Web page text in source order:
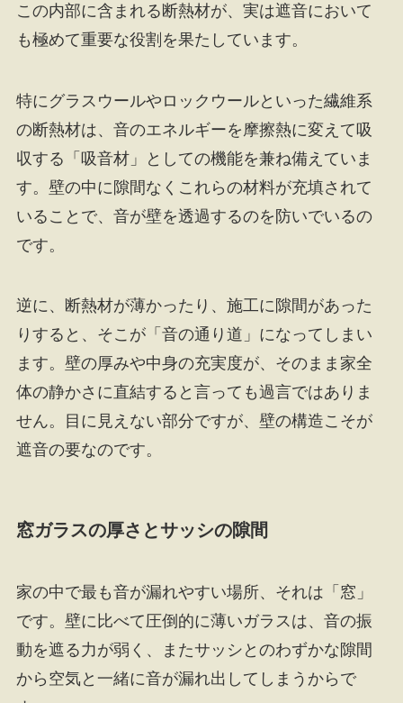
この内部に含まれる断熱材が、実は遮音において
も極めて重要な役割を果たしています。
特にグラスウールやロックウールといった繊維系
の断熱材は、音のエネルギーを摩擦熱に変えて吸
収する「吸音材」としての機能を兼ね備えていま
す。壁の中に隙間なくこれらの材料が充填されて
いることで、音が壁を透過するのを防いでいるの
です。
逆に、断熱材が薄かったり、施工に隙間があった
りすると、そこが「音の通り道」になってしまい
ます。壁の厚みや中身の充実度が、そのまま家全
体の静かさに直結すると言っても過言ではありま
せん。目に見えない部分ですが、壁の構造こそが
遮音の要なのです。
窓ガラスの厚さとサッシの隙間
家の中で最も音が漏れやすい場所、それは「窓」
です。壁に比べて圧倒的に薄いガラスは、音の振
動を遮る力が弱く、またサッシとのわずかな隙間
から空気と一緒に音が漏れ出してしまうからで